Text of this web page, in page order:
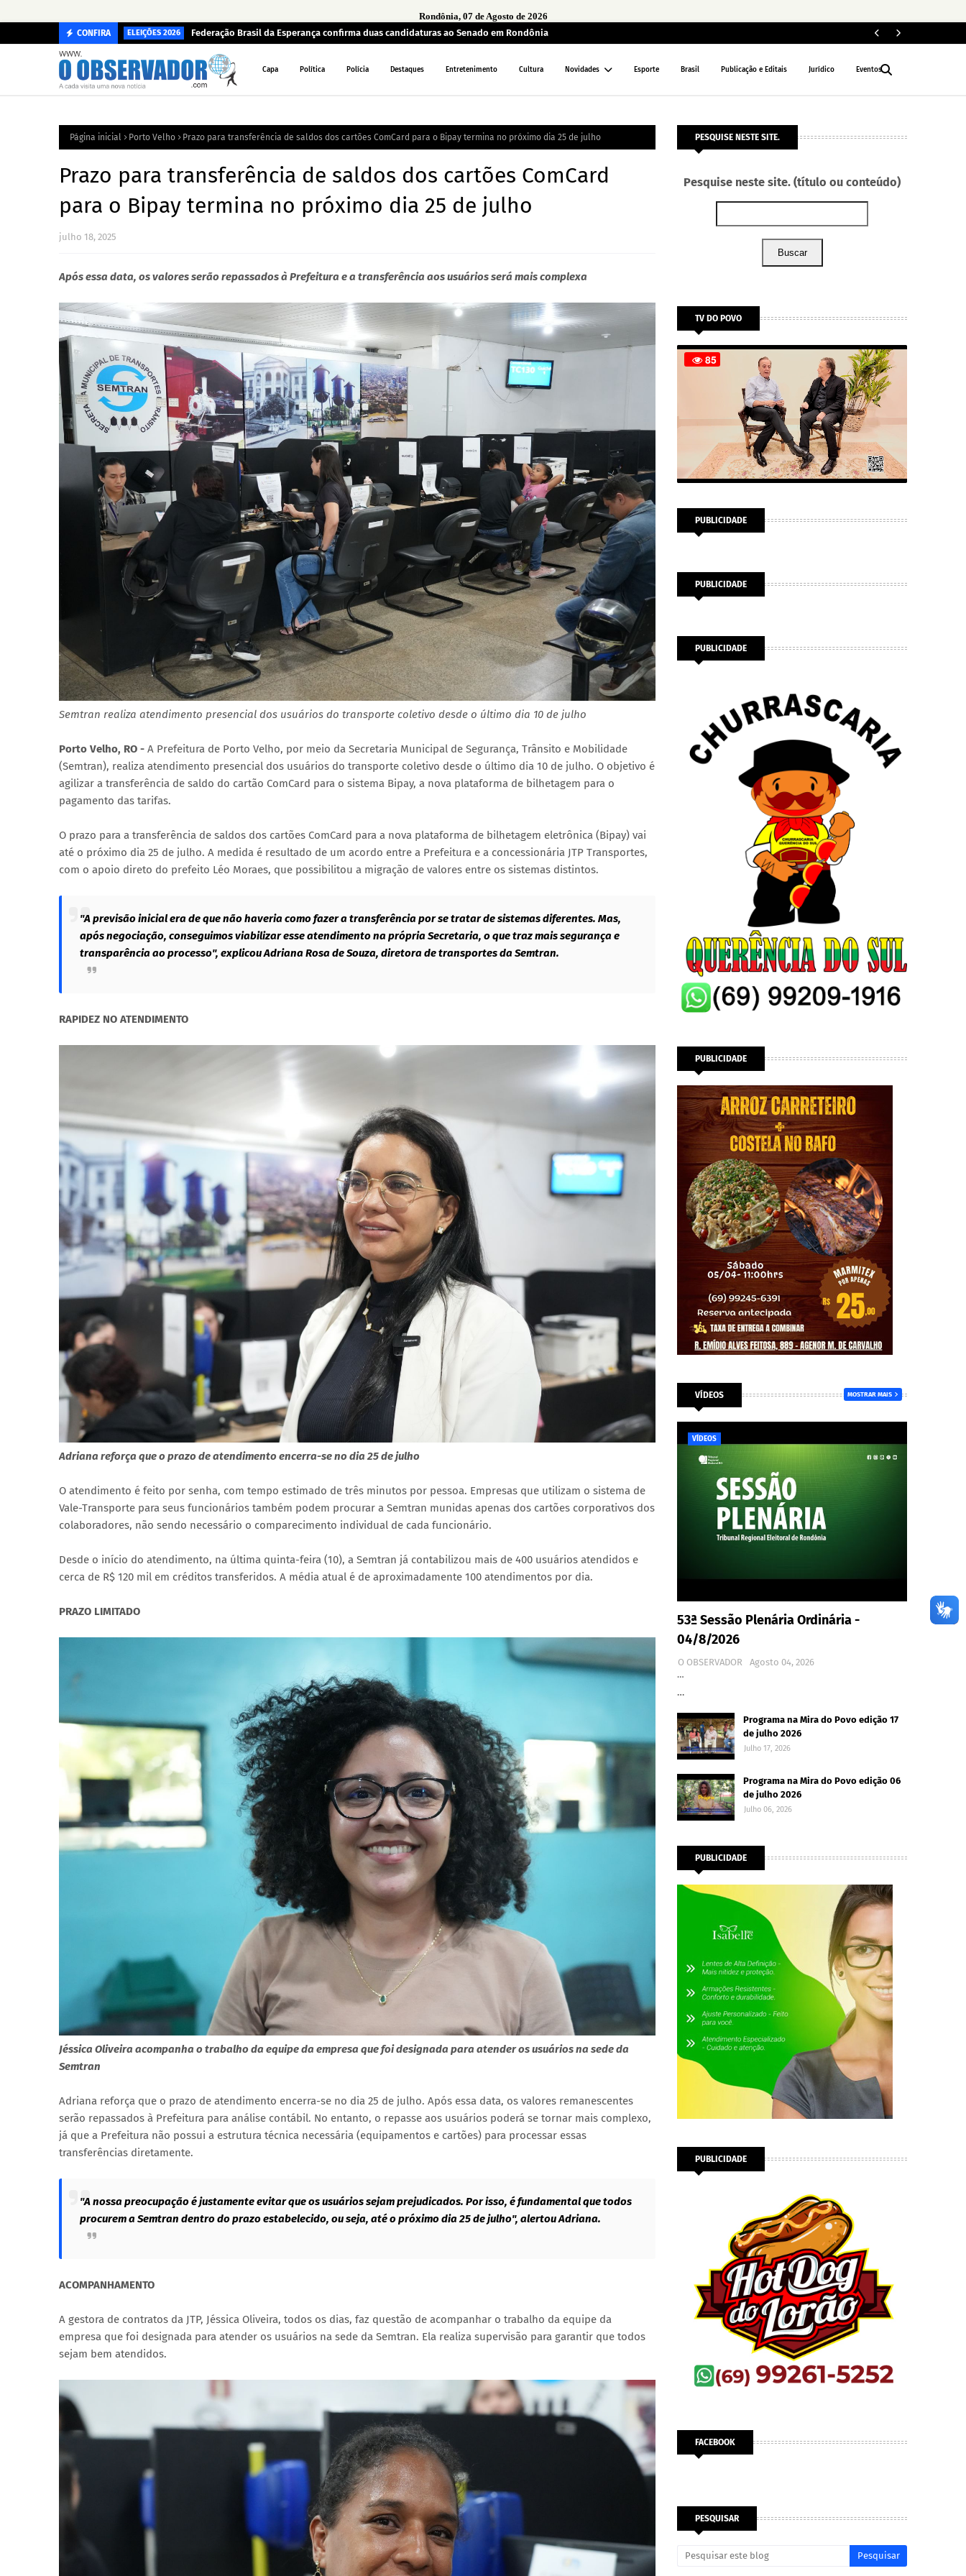
Rondônia, 07 de Agosto de 2026
CONFIRA ELEIÇÕES 2026 Federação Brasil da Esperança confirma duas candidaturas ao Senado em Rondônia
Capa Política Polícia Destaques Entretenimento Cultura Novidades Esporte Brasil Publicação e Editais Jurídico Eventos
Página inicial Porto Velho Prazo para transferência de saldos dos cartões ComCard para o Bipay termina no próximo dia 25 de julho
Prazo para transferência de saldos dos cartões ComCard
para o Bipay termina no próximo dia 25 de julho
julho 18, 2025
Após essa data, os valores serão repassados à Prefeitura e a transferência aos usuários será mais complexa
Semtran realiza atendimento presencial dos usuários do transporte coletivo desde o último dia 10 de julho
Porto Velho, RO - A Prefeitura de Porto Velho, por meio da Secretaria Municipal de Segurança, Trânsito e Mobilidade
(Semtran), realiza atendimento presencial dos usuários do transporte coletivo desde o último dia 10 de julho. O objetivo é
agilizar a transferência de saldo do cartão ComCard para o sistema Bipay, a nova plataforma de bilhetagem para o
pagamento das tarifas.
O prazo para a transferência de saldos dos cartões ComCard para a nova plataforma de bilhetagem eletrônica (Bipay) vai
até o próximo dia 25 de julho. A medida é resultado de um acordo entre a Prefeitura e a concessionária JTP Transportes,
com o apoio direto do prefeito Léo Moraes, que possibilitou a migração de valores entre os sistemas distintos.
"A previsão inicial era de que não haveria como fazer a transferência por se tratar de sistemas diferentes. Mas,
após negociação, conseguimos viabilizar esse atendimento na própria Secretaria, o que traz mais segurança e
transparência ao processo", explicou Adriana Rosa de Souza, diretora de transportes da Semtran.
RAPIDEZ NO ATENDIMENTO
Adriana reforça que o prazo de atendimento encerra-se no dia 25 de julho
O atendimento é feito por senha, com tempo estimado de três minutos por pessoa. Empresas que utilizam o sistema de
Vale-Transporte para seus funcionários também podem procurar a Semtran munidas apenas dos cartões corporativos dos
colaboradores, não sendo necessário o comparecimento individual de cada funcionário.
Desde o início do atendimento, na última quinta-feira (10), a Semtran já contabilizou mais de 400 usuários atendidos e
cerca de R$ 120 mil em créditos transferidos. A média atual é de aproximadamente 100 atendimentos por dia.
PRAZO LIMITADO
Jéssica Oliveira acompanha o trabalho da equipe da empresa que foi designada para atender os usuários na sede da
Semtran
Adriana reforça que o prazo de atendimento encerra-se no dia 25 de julho. Após essa data, os valores remanescentes
serão repassados à Prefeitura para análise contábil. No entanto, o repasse aos usuários poderá se tornar mais complexo,
já que a Prefeitura não possui a estrutura técnica necessária (equipamentos e cartões) para processar essas
transferências diretamente.
"A nossa preocupação é justamente evitar que os usuários sejam prejudicados. Por isso, é fundamental que todos
procurem a Semtran dentro do prazo estabelecido, ou seja, até o próximo dia 25 de julho", alertou Adriana.
ACOMPANHAMENTO
A gestora de contratos da JTP, Jéssica Oliveira, todos os dias, faz questão de acompanhar o trabalho da equipe da
empresa que foi designada para atender os usuários na sede da Semtran. Ela realiza supervisão para garantir que todos
sejam bem atendidos.
PESQUISE NESTE SITE.
Pesquise neste site. (título ou conteúdo)
Buscar
TV DO POVO
PUBLICIDADE
PUBLICIDADE
PUBLICIDADE
PUBLICIDADE
VÍDEOS MOSTRAR MAIS
VÍDEOS
53ª Sessão Plenária Ordinária -
04/8/2026
O OBSERVADOR
Agosto 04, 2026
…
…
Programa na Mira do Povo edição 17
de julho 2026
Julho 17, 2026
Programa na Mira do Povo edição 06
de julho 2026
Julho 06, 2026
PUBLICIDADE
PUBLICIDADE
FACEBOOK
PESQUISAR